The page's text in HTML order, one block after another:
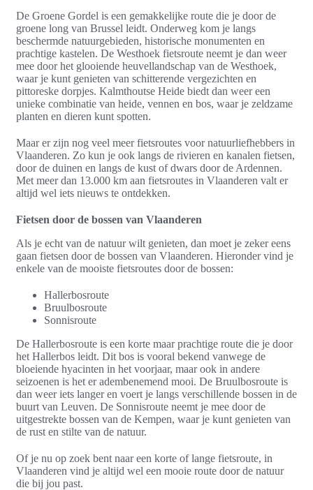
De Groene Gordel is een gemakkelijke route die je door de
groene long van Brussel leidt. Onderweg kom je langs
beschermde natuurgebieden, historische monumenten en
prachtige kastelen. De Westhoek fietsroute neemt je dan weer
mee door het glooiende heuvellandschap van de Westhoek,
waar je kunt genieten van schitterende vergezichten en
pittoreske dorpjes. Kalmthoutse Heide biedt dan weer een
unieke combinatie van heide, vennen en bos, waar je zeldzame
planten en dieren kunt spotten.
Maar er zijn nog veel meer fietsroutes voor natuurliefhebbers in
Vlaanderen. Zo kun je ook langs de rivieren en kanalen fietsen,
door de duinen en langs de kust of dwars door de Ardennen.
Met meer dan 13.000 km aan fietsroutes in Vlaanderen valt er
altijd wel iets nieuws te ontdekken.
Fietsen door de bossen van Vlaanderen
Als je echt van de natuur wilt genieten, dan moet je zeker eens
gaan fietsen door de bossen van Vlaanderen. Hieronder vind je
enkele van de mooiste fietsroutes door de bossen:
Hallerbosroute
Bruulbosroute
Sonnisroute
De Hallerbosroute is een korte maar prachtige route die je door
het Hallerbos leidt. Dit bos is vooral bekend vanwege de
bloeiende hyacinten in het voorjaar, maar ook in andere
seizoenen is het er adembenemend mooi. De Bruulbosroute is
dan weer iets langer en voert je langs verschillende bossen in de
buurt van Leuven. De Sonnisroute neemt je mee door de
uitgestrekte bossen van de Kempen, waar je kunt genieten van
de rust en stilte van de natuur.
Of je nu op zoek bent naar een korte of lange fietsroute, in
Vlaanderen vind je altijd wel een mooie route door de natuur
die bij jou past.